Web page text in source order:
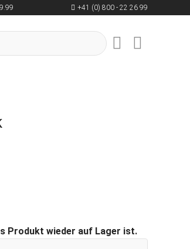
+41 (0) 800 - 22 26 99
Produkt wieder auf Lager ist.